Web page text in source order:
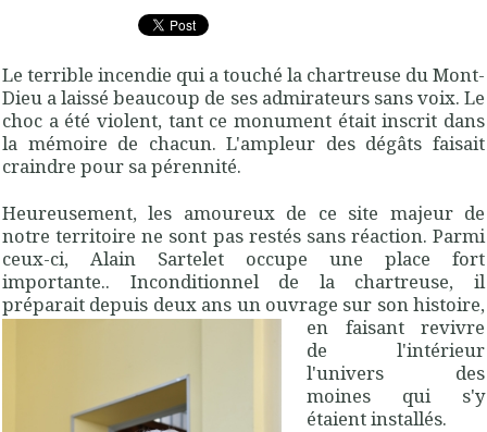
Le terrible incendie qui a touché la chartreuse du Mont-
Dieu a laissé beaucoup de ses admirateurs sans voix. Le
choc a été violent, tant ce monument était inscrit dans
la mémoire de chacun. L'ampleur des dégâts faisait
craindre pour sa pérennité.
Heureusement, les amoureux de ce site majeur de
notre territoire ne sont pas restés sans réaction. Parmi
ceux-ci, Alain Sartelet occupe une place fort
importante.. Inconditionnel de la chartreuse, il
préparait depuis deux ans un ouvrage sur son histoire,
en faisant revivre
de l'intérieur
l'univers des
moines qui s'y
étaient installés.